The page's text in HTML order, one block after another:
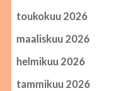
toukokuu 2026
maaliskuu 2026
helmikuu 2026
tammikuu 2026